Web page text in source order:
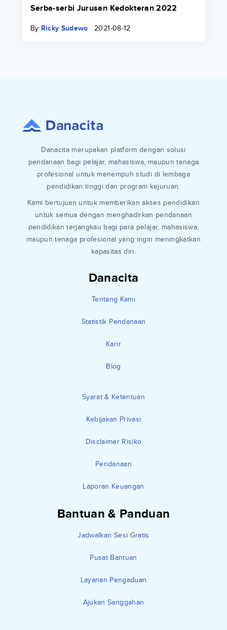
Serba-serbi Jurusan Kedokteran 2022
By Ricky Sudewo 2021-08-12
Danacita
Tentang Kami
Statistik Pendanaan
Karir
Blog
Syarat & Ketentuan
Kebijakan Privasi
Disclaimer Risiko
Pendanaan
Laporan Keuangan
Bantuan & Panduan
Jadwalkan Sesi Gratis
Pusat Bantuan
Layanan Pengaduan
Ajukan Sanggahan
Danacita merupakan platform dengan solusi
pendanaan bagi pelajar, mahasiswa, maupun tenaga
profesional untuk menempuh studi di lembaga
pendidikan tinggi dan program kejuruan.
Kami bertujuan untuk memberikan akses pendidikan
untuk semua dengan menghadirkan pendanaan
pendidikan terjangkau bagi para pelajar, mahasiswa,
maupun tenaga profesional yang ingin meningkatkan
kapasitas diri.